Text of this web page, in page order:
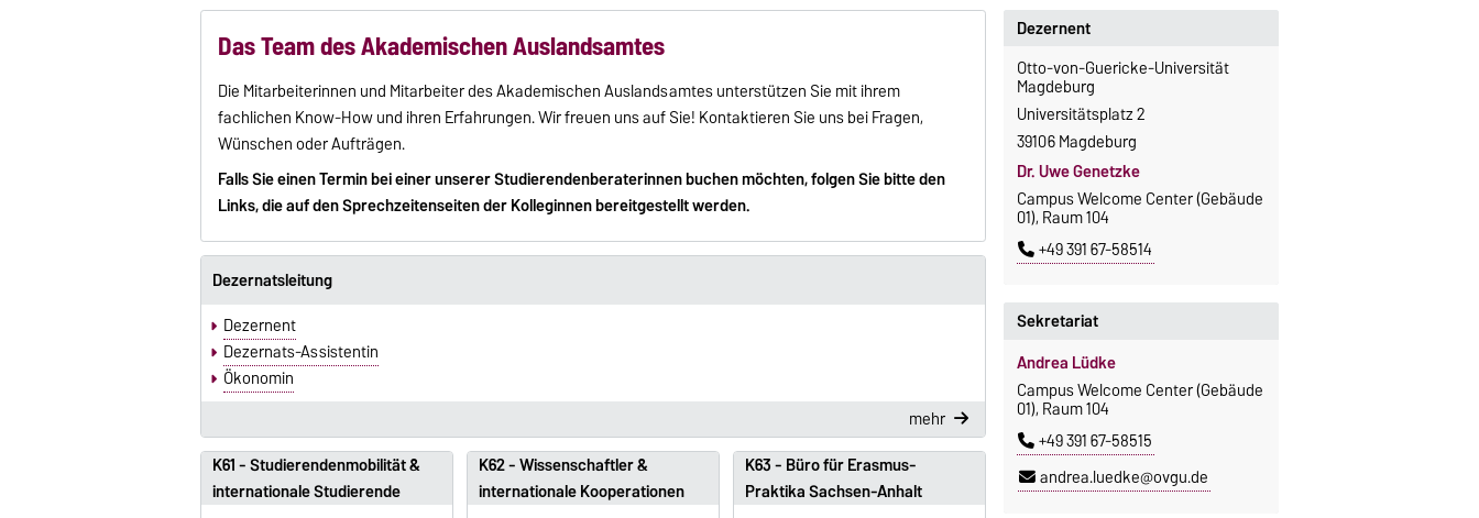
Das Team des Akademischen Auslandsamtes
Die Mitarbeiterinnen und Mitarbeiter des Akademischen Auslandsamtes unterstützen Sie mit ihrem
fachlichen Know-How und ihren Erfahrungen. Wir freuen uns auf Sie! Kontaktieren Sie uns bei Fragen,
Wünschen oder Aufträgen.
Falls Sie einen Termin bei einer unserer Studierendenberaterinnen buchen möchten, folgen Sie bitte den
Links, die auf den Sprechzeitenseiten der Kolleginnen bereitgestellt werden.
Dezernatsleitung
Dezernent
Dezernats-Assistentin
Ökonomin
mehr
K61 - Studierendenmobilität &
internationale Studierende
K62 - Wissenschaftler &
internationale Kooperationen
K63 - Büro für Erasmus-
Praktika Sachsen-Anhalt
Dezernent
Otto-von-Guericke-Universität
Magdeburg
Universitätsplatz 2
39106 Magdeburg
Dr. Uwe Genetzke
Campus Welcome Center (Gebäude
01), Raum 104
+49 391 67-58514
Sekretariat
Andrea Lüdke
Campus Welcome Center (Gebäude
01), Raum 104
+49 391 67-58515
andrea.luedke@ovgu.de